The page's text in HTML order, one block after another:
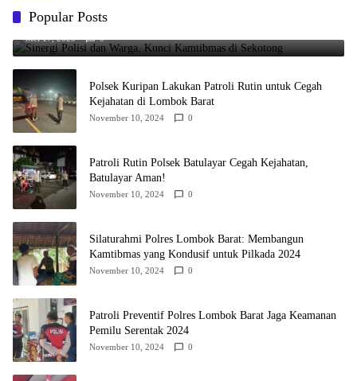
Popular Posts
Sinergi Polisi dan Warga, Kunci Kamtibmas di Sekotong
Mei 17, 2025 0
Polsek Kuripan Lakukan Patroli Rutin untuk Cegah
Kejahatan di Lombok Barat
November 10, 2024 0
Patroli Rutin Polsek Batulayar Cegah Kejahatan,
Batulayar Aman!
November 10, 2024 0
Silaturahmi Polres Lombok Barat: Membangun
Kamtibmas yang Kondusif untuk Pilkada 2024
November 10, 2024 0
Patroli Preventif Polres Lombok Barat Jaga Keamanan
Pemilu Serentak 2024
November 10, 2024 0